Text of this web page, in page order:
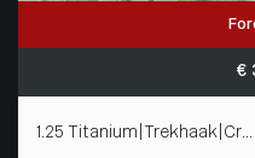
€
1.25